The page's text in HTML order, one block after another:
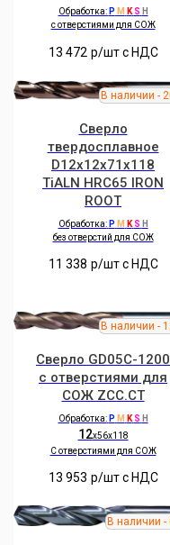
Обработка: P M K S H
с отверстиями для СОЖ
13 472 р/шт c НДС
Сверло
твердосплавное
D12x12x71x118
TiALN HRC65 IRON
ROOT
Обработка: P M K S H
без отверстий для СОЖ
11 338 р/шт c НДС
Сверло GD05C-1200
с отверстиями для
СОЖ ZCC.CT
Обработка: P M K S H
12x56x118
C отверстиями для СОЖ
13 953 р/шт c НДС